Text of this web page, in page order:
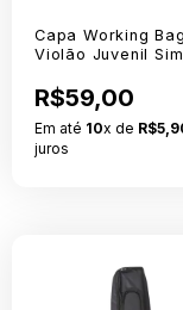
Capa Working
Violão Juvenil
600
R$59,00
Em até 10x de
juros